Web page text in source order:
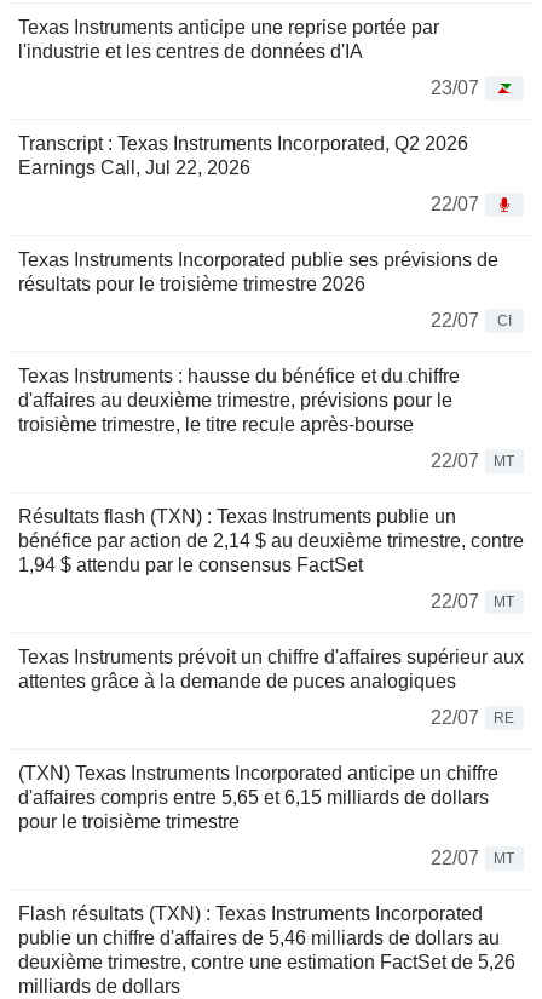
Texas Instruments anticipe une reprise portée par
l'industrie et les centres de données d'IA
23/07
Transcript : Texas Instruments Incorporated, Q2 2026
Earnings Call, Jul 22, 2026
22/07
Texas Instruments Incorporated publie ses prévisions de
résultats pour le troisième trimestre 2026
22/07
CI
Texas Instruments : hausse du bénéfice et du chiffre
d'affaires au deuxième trimestre, prévisions pour le
troisième trimestre, le titre recule après-bourse
22/07
MT
Résultats flash (TXN) : Texas Instruments publie un
bénéfice par action de 2,14 $ au deuxième trimestre, contre
1,94 $ attendu par le consensus FactSet
22/07
MT
Texas Instruments prévoit un chiffre d'affaires supérieur aux
attentes grâce à la demande de puces analogiques
22/07
RE
(TXN) Texas Instruments Incorporated anticipe un chiffre
d'affaires compris entre 5,65 et 6,15 milliards de dollars
pour le troisième trimestre
22/07
MT
Flash résultats (TXN) : Texas Instruments Incorporated
publie un chiffre d'affaires de 5,46 milliards de dollars au
deuxième trimestre, contre une estimation FactSet de 5,26
milliards de dollars